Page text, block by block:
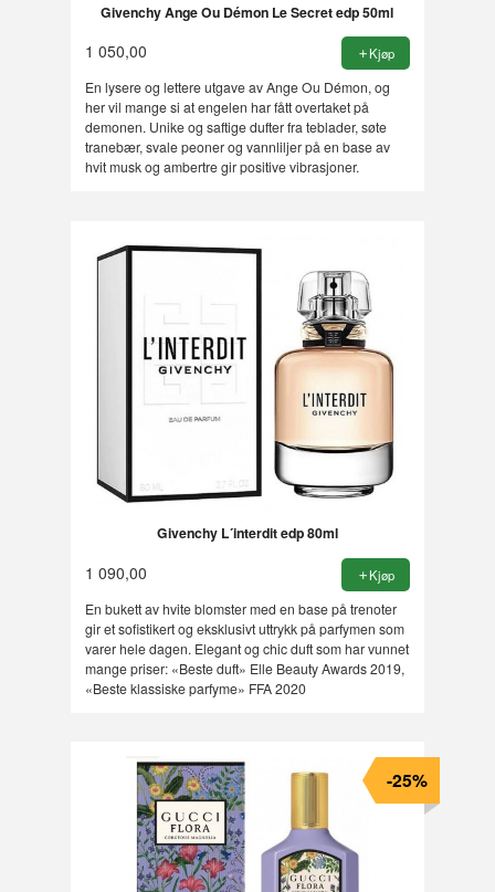
Givenchy Ange Ou Démon Le Secret edp 50ml
1 050,00 Kjøp
En lysere og lettere utgave av Ange Ou Démon, og
her vil mange si at engelen har fått overtaket på
demonen. Unike og saftige dufter fra teblader, søte
tranebær, svale peoner og vannliljer på en base av
hvit musk og ambertre gir positive vibrasjoner.
Givenchy L´interdit edp 80ml
1 090,00 Kjøp
En bukett av hvite blomster med en base på trenoter
gir et sofistikert og eksklusivt uttrykk på parfymen som
varer hele dagen. Elegant og chic duft som har vunnet
mange priser: «Beste duft» Elle Beauty Awards 2019,
«Beste klassiske parfyme» FFA 2020
-25%